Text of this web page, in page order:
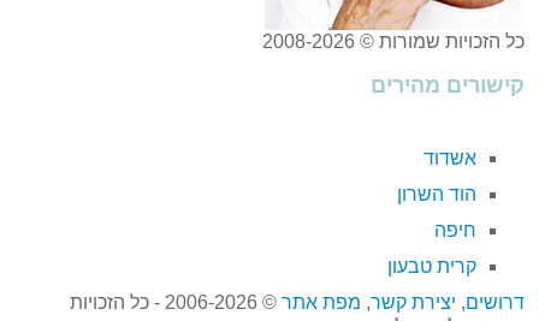
כל הזכויות שמורות © 2008-2026
קישורים מהירים
אשדוד
הוד השרון
חיפה
קרית טבעון
דרושים, יצירת קשר, מפת אתר
© 2006-2026 - כל הזכויות